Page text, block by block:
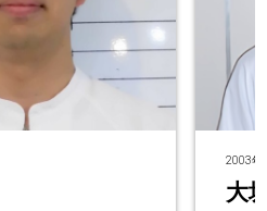
2003年
大